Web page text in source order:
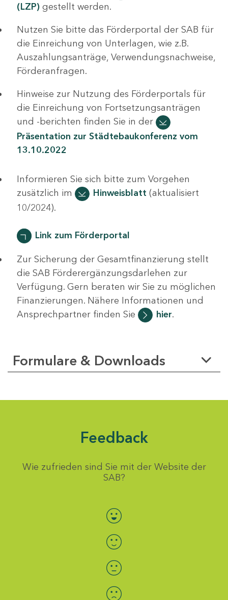
(LZP) gestellt werden.
Nutzen Sie bitte das Förderportal der SAB für
die Einreichung von Unterlagen, wie z.B.
Auszahlungsanträge, Verwendungsnachweise,
Förderanfragen.
Hinweise zur Nutzung des Förderportals für
die Einreichung von Fortsetzungsanträgen
und -berichten finden Sie in der
Präsentation zur Städtebaukonferenz vom
13.10.2022
Informieren Sie sich bitte zum Vorgehen
zusätzlich im
Hinweisblatt (aktualisiert
10/2024).
Link zum Förderportal
Zur Sicherung der Gesamtfinanzierung stellt
die SAB Förderergänzungsdarlehen zur
Verfügung. Gern beraten wir Sie zu möglichen
Finanzierungen. Nähere Informationen und
Ansprechpartner finden Sie
hier.
Formulare & Downloads
Feedback
Wie zufrieden sind Sie mit der Website der
SAB?
Bewertung auswählen